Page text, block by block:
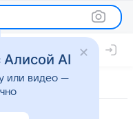
Алисой AI
или видео —